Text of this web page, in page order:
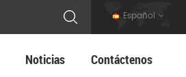
Español
Noticias Contáctenos